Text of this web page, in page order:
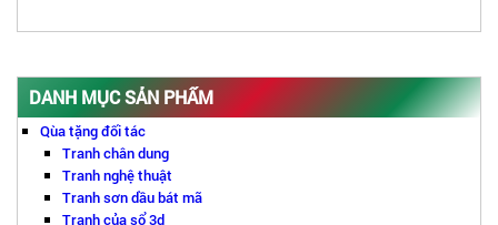
DANH MỤC SẢN PHẨM
Qùa tặng đối tác
Tranh chân dung
Tranh nghệ thuật
Tranh sơn dầu bát mã
Tranh của sổ 3d